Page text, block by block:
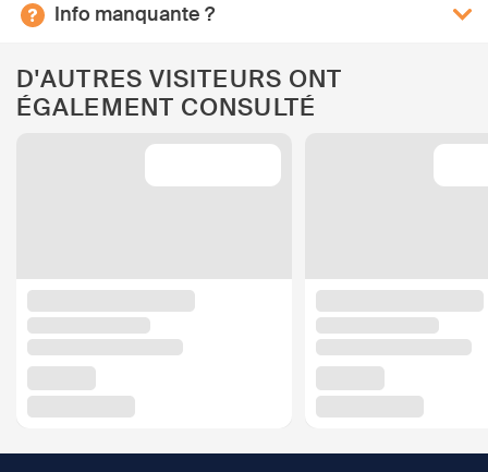
Info manquante ?
D'AUTRES VISITEURS ONT
ÉGALEMENT CONSULTÉ